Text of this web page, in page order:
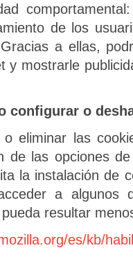
comportamental:
de los
a ellas,
y mostrarle
configurar o
o eliminar las
de las opciones
la instalación de
a algunos
resultar
es/kb/